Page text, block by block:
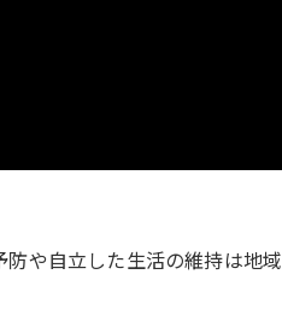
や自立した生活の維持は地域